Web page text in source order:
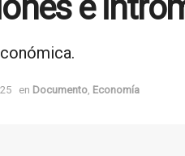
en Documento Economía